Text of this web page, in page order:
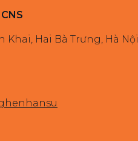
Khai, Hai Bà Trưng, Hà Nội